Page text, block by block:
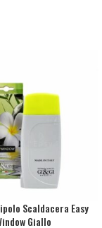
Scaldacera Easy
Giallo